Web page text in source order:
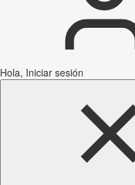
Hola, Iniciar sesión